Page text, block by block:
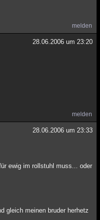
melden
28.06.2006 um 23:20
melden
28.06.2006 um 23:33
ewig im rollstuhl muss... oder
gleich meinen bruder herhetz